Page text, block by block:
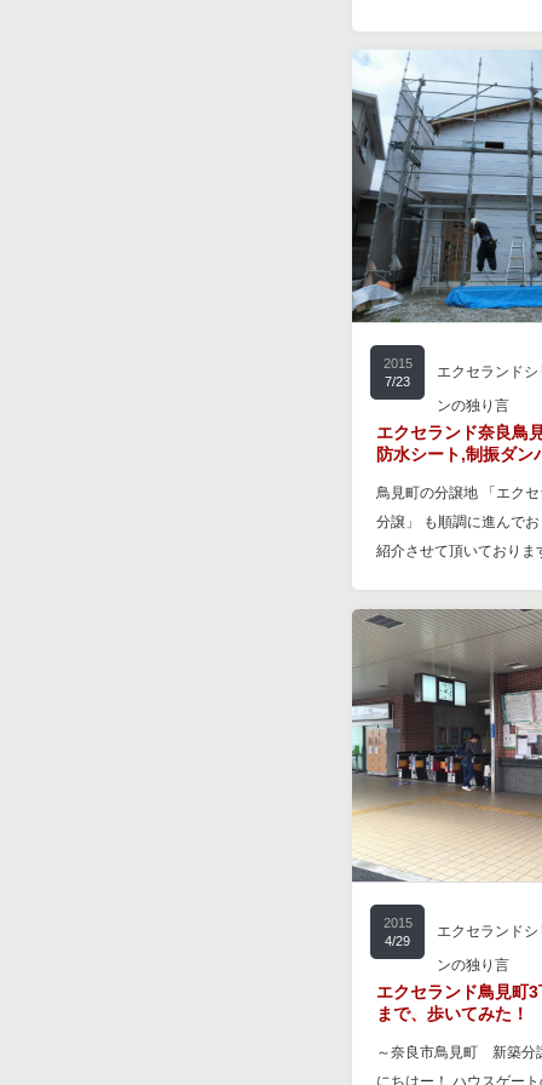
2015
7/23
エクセランドシ
ンの独り言
エクセランド奈良
防水シート,制振ダン
鳥見町の分譲地 「エク
分譲」 も順調に進んで
紹介させて頂いており
2015
4/29
エクセランドシ
ンの独り言
エクセランド鳥見
まで、歩いてみた！
～奈良市鳥見町 新築分
にちはー！ ハウスゲー